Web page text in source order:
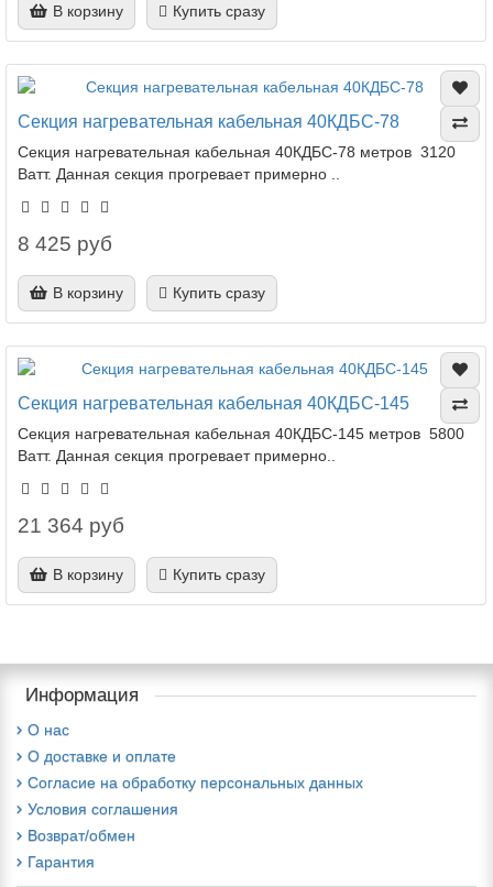
В корзину Купить сразу
Секция нагревательная кабельная 40КДБС-78
Секция нагревательная кабельная 40КДБС-78 метров 3120
Ватт. Данная секция прогревает примерно ..
8 425 руб
В корзину Купить сразу
Секция нагревательная кабельная 40КДБС-145
Секция нагревательная кабельная 40КДБС-145 метров 5800
Ватт. Данная секция прогревает примерно..
21 364 руб
В корзину Купить сразу
Информация
О нас
О доставке и оплате
Cогласие на обработку персональных данных
Условия соглашения
Возврат/обмен
Гарантия